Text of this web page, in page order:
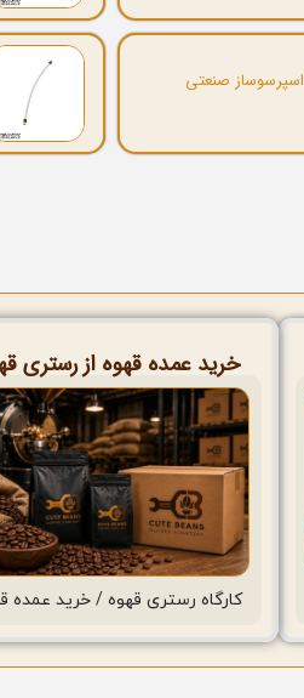
صنعتی
خرید عمده قهوه از رستری
کارگاه رستری قهوه / خرید عمده